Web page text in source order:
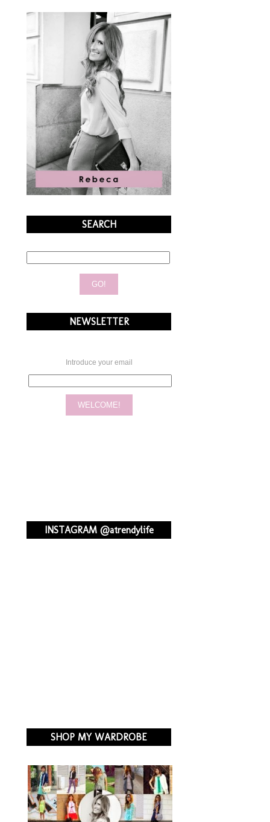
SEARCH
NEWSLETTER
Introduce your email
INSTAGRAM @atrendylife
SHOP MY WARDROBE